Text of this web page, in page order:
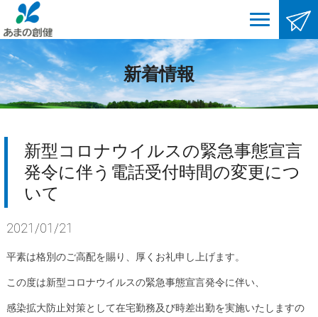
新着情報
新型コロナウイルスの緊急事態宣言
発令に伴う電話受付時間の変更につ
いて
2021/01/21
平素は格別のご高配を賜り、厚くお礼申し上げます。
この度は新型コロナウイルスの緊急事態宣言発令に伴い、
感染拡大防止対策として在宅勤務及び時差出勤を実施いたしますの